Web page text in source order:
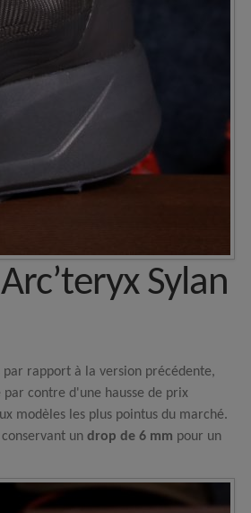
Sylan
rapport à la version précédente,
contre d'une hausse de prix
modèles les plus pointus du marché.
un drop de 6 mm pour un